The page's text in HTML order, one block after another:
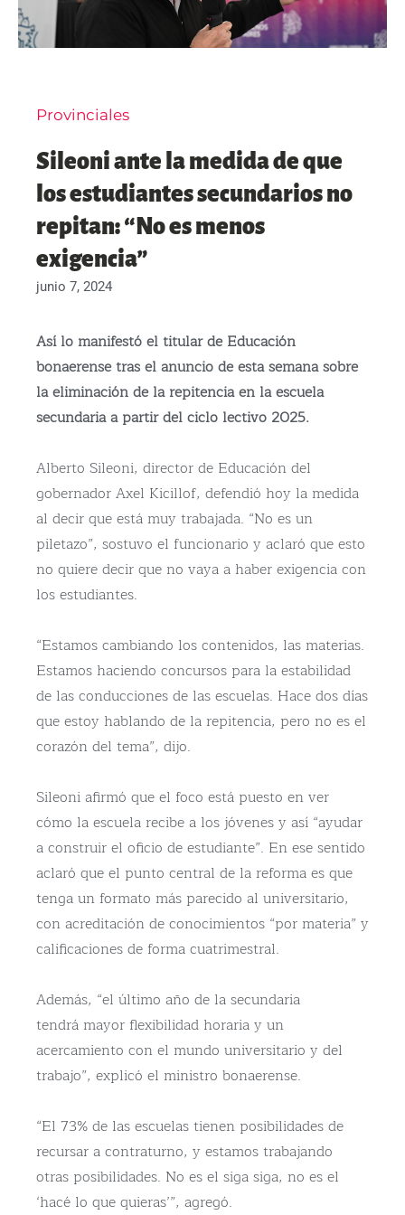
Provinciales
Sileoni ante la medida de que
los estudiantes secundarios no
repitan: “No es menos
exigencia”
junio 7, 2024
Así lo manifestó el titular de Educación
bonaerense tras el anuncio de esta semana sobre
la eliminación de la repitencia en la escuela
secundaria a partir del ciclo lectivo 2025.
Alberto Sileoni, director de Educación del
gobernador Axel Kicillof, defendió hoy la medida
al decir que está muy trabajada. “No es un
piletazo”, sostuvo el funcionario y aclaró que esto
no quiere decir que no vaya a haber exigencia con
los estudiantes.
“Estamos cambiando los contenidos, las materias.
Estamos haciendo concursos para la estabilidad
de las conducciones de las escuelas. Hace dos días
que estoy hablando de la repitencia, pero no es el
corazón del tema”, dijo.
Sileoni afirmó que el foco está puesto en ver
cómo la escuela recibe a los jóvenes y así “ayudar
a construir el oficio de estudiante”. En ese sentido
aclaró que el punto central de la reforma es que
tenga un formato más parecido al universitario,
con acreditación de conocimientos “por materia” y
calificaciones de forma cuatrimestral.
Además, “el último año de la secundaria
tendrá mayor flexibilidad horaria y un
acercamiento con el mundo universitario y del
trabajo”, explicó el ministro bonaerense.
“El 73% de las escuelas tienen posibilidades de
recursar a contraturno, y estamos trabajando
otras posibilidades. No es el siga siga, no es el
‘hacé lo que quieras’”, agregó.